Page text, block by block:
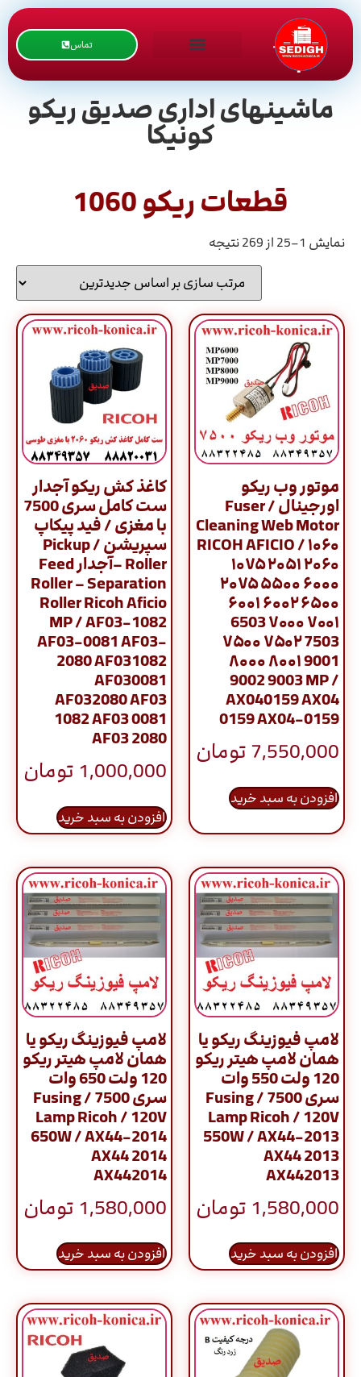
تماس
ماشینهای اداری صدیق ریکو
کونیکا
قطعات ریکو 1060
نمایش 1–25 از 269 نتیجه
موتور وب ریکو
اورجینال / Fuser
Cleaning Web Motor
RICOH AFICIO / ۱۰۶۰
۱۰۷۵ ۲۰۵۱ ۲۰۶۰
۲۰۷۵ ۵۵۰۰ ۶۰۰۰
۶۰۰۱ ۶۰۰۲ ۶۵۰۰
6503 ۷۰۰۰ ۷۰۰۱
۷۵۰۰ ۷۵۰۲ 7503
۸۰۰۰ ۸۰۰۱ 9001
9002 9003 MP /
AX040159 AX04
0159 AX04-0159
7,550,000 تومان
افزودن به سبد خرید
کاغذ کش ریکو آجدار
ست کامل سری 7500
با مغزی / فید پیکاپ
سپریشن / Pickup
Roller –آجدار Feed
Roller – Separation
Roller Ricoh Aficio
MP / AF03-1082
AF03-0081 AF03-
2080 AF031082
AF030081
AF032080 AF03
1082 AF03 0081
AF03 2080
1,000,000 تومان
افزودن به سبد خرید
لامپ فیوزینگ ریکو یا
همان لامپ هیتر ریکو
120 ولت 550 وات
سری 7500 / Fusing
Lamp Ricoh / 120V
550W / AX44-2013
AX44 2013
AX442013
1,580,000 تومان
افزودن به سبد خرید
لامپ فیوزینگ ریکو یا
همان لامپ هیتر ریکو
120 ولت 650 وات
سری 7500 / Fusing
Lamp Ricoh / 120V
650W / AX44-2014
AX44 2014
AX442014
1,580,000 تومان
افزودن به سبد خرید